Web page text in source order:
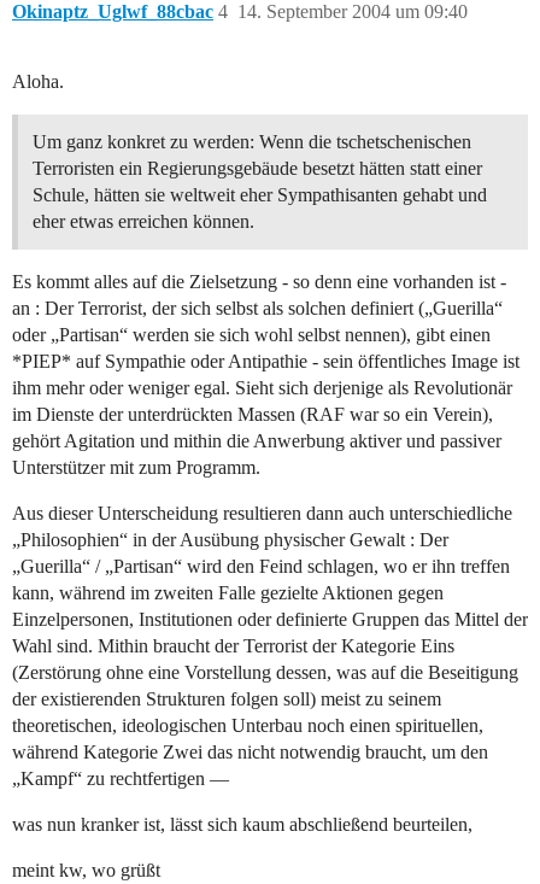
Okinaptz_Uglwf_88cbac 14. September 2004 um 09:40
4
Aloha.
Um ganz konkret zu werden: Wenn die tschetschenischen
Terroristen ein Regierungsgebäude besetzt hätten statt einer
Schule, hätten sie weltweit eher Sympathisanten gehabt und
eher etwas erreichen können.
Es kommt alles auf die Zielsetzung - so denn eine vorhanden ist -
an : Der Terrorist, der sich selbst als solchen definiert („Guerilla“
oder „Partisan“ werden sie sich wohl selbst nennen), gibt einen
*PIEP* auf Sympathie oder Antipathie - sein öffentliches Image ist
ihm mehr oder weniger egal. Sieht sich derjenige als Revolutionär
im Dienste der unterdrückten Massen (RAF war so ein Verein),
gehört Agitation und mithin die Anwerbung aktiver und passiver
Unterstützer mit zum Programm.
Aus dieser Unterscheidung resultieren dann auch unterschiedliche
„Philosophien“ in der Ausübung physischer Gewalt : Der
„Guerilla“ / „Partisan“ wird den Feind schlagen, wo er ihn treffen
kann, während im zweiten Falle gezielte Aktionen gegen
Einzelpersonen, Institutionen oder definierte Gruppen das Mittel der
Wahl sind. Mithin braucht der Terrorist der Kategorie Eins
(Zerstörung ohne eine Vorstellung dessen, was auf die Beseitigung
der existierenden Strukturen folgen soll) meist zu seinem
theoretischen, ideologischen Unterbau noch einen spirituellen,
während Kategorie Zwei das nicht notwendig braucht, um den
„Kampf“ zu rechtfertigen —
was nun kranker ist, lässt sich kaum abschließend beurteilen,
meint kw, wo grüßt